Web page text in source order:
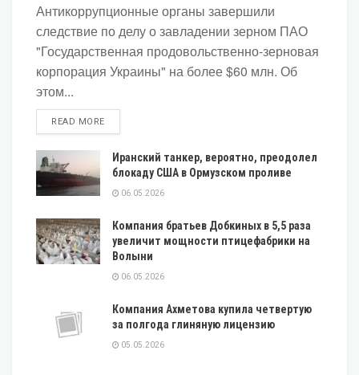
Антикоррупционные органы завершили
следствие по делу о завладении зерном ПАО
"Государственная продовольственно-зерновая
корпорация Украины" на более $60 млн. Об
этом...
READ MOREDETAILS
Иранский танкер, вероятно, преодолел
блокаду США в Ормузском проливе
06.05.2026
Компания братьев Добкиных в 5,5 раза
увеличит мощности птицефабрики на
Волыни
06.05.2026
Компания Ахметова купила четвертую
за полгода глиняную лицензию
05.05.2026